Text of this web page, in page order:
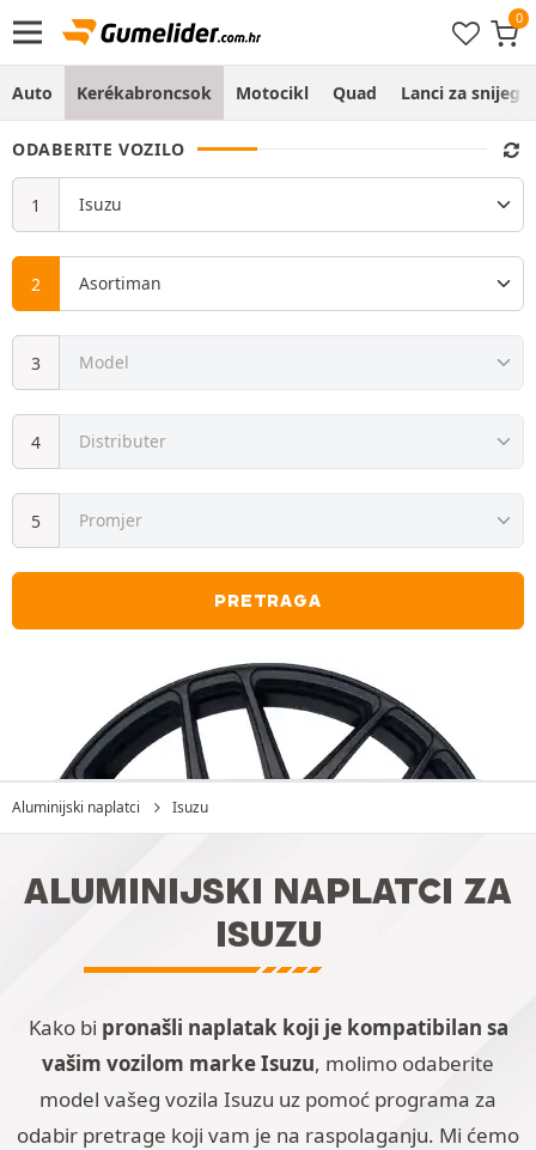
Auto Kerékabroncsok Motocikl Quad Lanci za snijeg
ODABERITE VOZILO
PRETRAGA
Aluminijski naplatci Isuzu
ALUMINIJSKI NAPLATCI ZA
ISUZU
Kako bi pronašli naplatak koji je kompatibilan sa
vašim vozilom marke Isuzu, molimo odaberite
model vašeg vozila Isuzu uz pomoć programa za
odabir pretrage koji vam je na raspolaganju. Mi ćemo